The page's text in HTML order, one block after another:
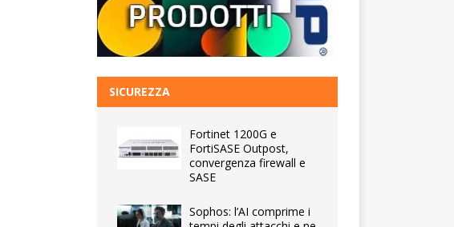
SICUREZZA
Fortinet 1200G e
FortiSASE Outpost,
convergenza firewall e
SASE
Sophos: l’AI comprime i